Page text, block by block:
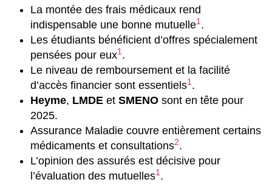
La montée des frais médicaux rend
indispensable une bonne mutuelle1.
Les étudiants bénéficient d’offres spécialement
pensées pour eux1.
Le niveau de remboursement et la facilité
d’accès financier sont essentiels1.
Heyme, LMDE et SMENO sont en tête pour
2025.
Assurance Maladie couvre entièrement certains
médicaments et consultations2.
L’opinion des assurés est décisive pour
l’évaluation des mutuelles1.